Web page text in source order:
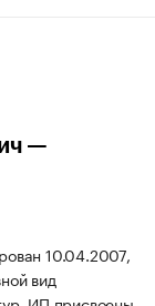
—
10.04.2007,
вид